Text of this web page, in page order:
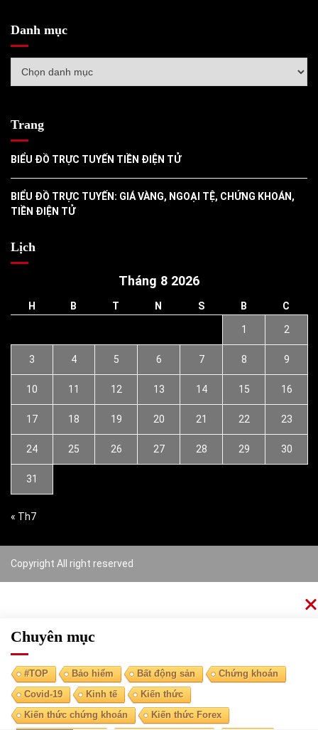
Danh mục
mục
Trang
BIỂU ĐỒ TRỰC TUYẾN TIỀN ĐIỆN TỬ
BIỂU ĐỒ TRỰC TUYẾN: GIÁ VÀNG, NGOẠI TỆ, CHỨNG KHOÁN,
TIỀN ĐIỆN TỬ
Lịch
Tháng 8 2026
H B T N S B C
1 2
3 4 5 6 7 8 9
10 11 12 13 14 15 16
17 18 19 20 21 22 23
24 25 26 27 28 29 30
31
« Th7
Copyright All right reserved
Chuyên mục
#TOP Bảo hiểm Bất động sản
Chứng khoán
Covid-19
Kinh tế
Kiến thức
Kiến thức chứng khoán
Kiến thức Forex